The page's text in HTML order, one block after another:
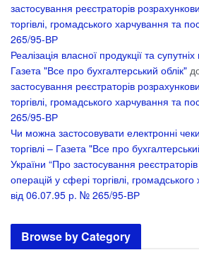
застосування реєстраторів
торгівлі, громадського харчування та
265/95-ВР
Реалізація власної продукції та
Газета "Все про бухгалтерський облік"
застосування реєстраторів
торгівлі, громадського харчування та
265/95-ВР
Чи можна застосовувати електронні
торгівлі – Газета "Все про
України “Про застосування
операцій у сфері торгівлі,
від 06.07.95 р. № 265/95-ВР
Browse by Category